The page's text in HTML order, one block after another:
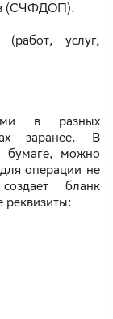
(СЧФДОП).
услуг,
в разных
заранее. В
бумаге, можно
операции не
бланк
реквизиты: